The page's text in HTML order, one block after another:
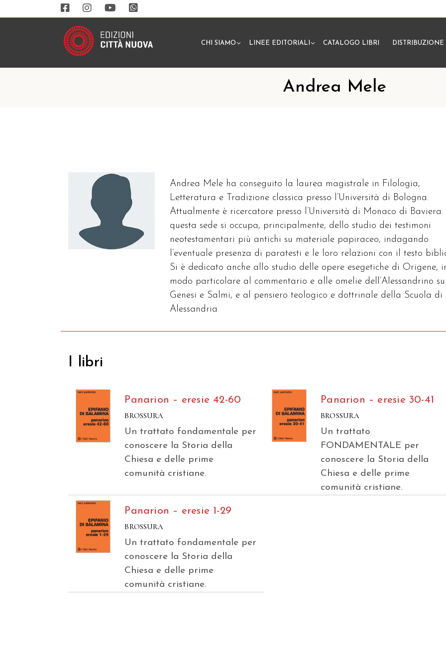
CHI SIAMO LINEE EDITORIALI CATALOGO LIBRI DISTRIBUZIONE
Andrea Mele
Andrea Mele ha conseguito la laurea magistrale in Filologia,
Letteratura e Tradizione classica presso l’Università di Bologna.
Attualmente è ricercatore presso l’Università di Monaco di Baviera.
questa sede si occupa, principalmente, dello studio dei testimoni
neotestamentari più antichi su materiale papiraceo, indagando
l’eventuale presenza di paratesti e le loro relazioni con il testo
Si è dedicato anche allo studio delle opere esegetiche di Origene,
modo particolare al commentario e alle omelie dell’Alessandrino su
Genesi e Salmi, e al pensiero teologico e dottrinale della Scuola di
Alessandria
I libri
Panarion – eresie 42-60
BROSSURA
Un trattato fondamentale per
conoscere la Storia della
Chiesa e delle prime
comunità cristiane.
Panarion – eresie 30-41
BROSSURA
Un trattato
FONDAMENTALE per
conoscere la Storia della
Chiesa e delle prime
comunità cristiane.
Panarion – eresie 1-29
BROSSURA
Un trattato fondamentale per
conoscere la Storia della
Chiesa e delle prime
comunità cristiane.